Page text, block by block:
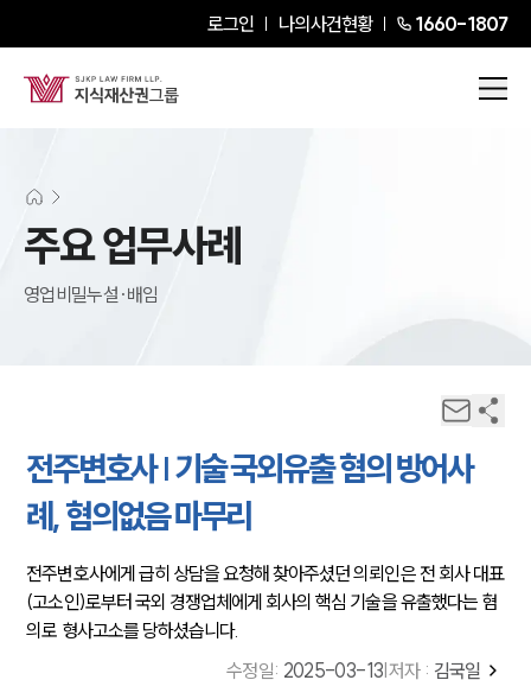
로그인 나의사건현황 1660-1807
주요 업무사례
영업비밀누설·배임
전주변호사 | 기술 국외유출 혐의 방어사
례, 혐의없음 마무리
전주변호사에게 급히 상담을 요청해 찾아주셨던 의뢰인은 전 회사 대표
(고소인)로부터 국외 경쟁업체에게 회사의 핵심 기술을 유출했다는 혐
의로 형사고소를 당하셨습니다.
수정일: 2025-03-13 저자 : 김국일